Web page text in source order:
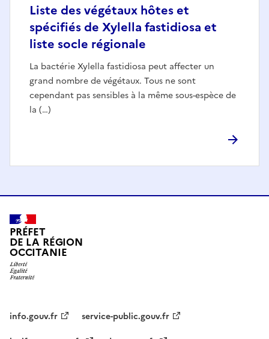
Liste des végétaux hôtes et
spécifiés de Xylella fastidiosa et
liste socle régionale
La bactérie Xylella fastidiosa peut affecter un
grand nombre de végétaux. Tous ne sont
cependant pas sensibles à la même sous-espèce de
la (…)
PRÉFET
DE LA RÉGION
OCCITANIE
info.gouv.fr
service-public.gouv.fr